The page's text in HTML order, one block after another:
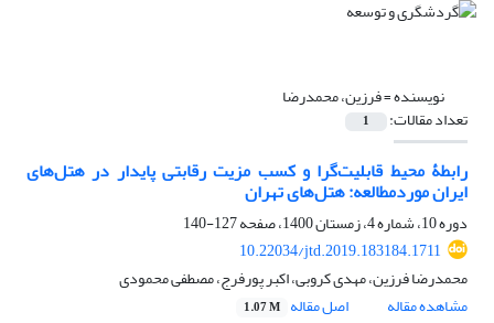
نویسنده =فرزین، محمدرضا
تعداد مقالات: 1
رابطۀ محیط قابلیت‌گرا و کسب مزیت رقابتی پایدار در هتل‌های
ایران موردمطالعه: هتل‌های تهران
دوره 10، شماره 4، زمستان 1400، صفحه
127-140
10.22034/jtd.2019.183184.1711
محمدرضا فرزین، مهدی کروبی، اکبر پورفرج، مصطفی محمودی
مشاهده مقاله
اصل مقاله 1.07 M